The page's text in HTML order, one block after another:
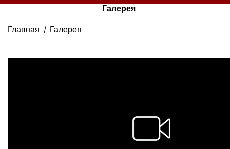
Галерея
Главная
Галерея